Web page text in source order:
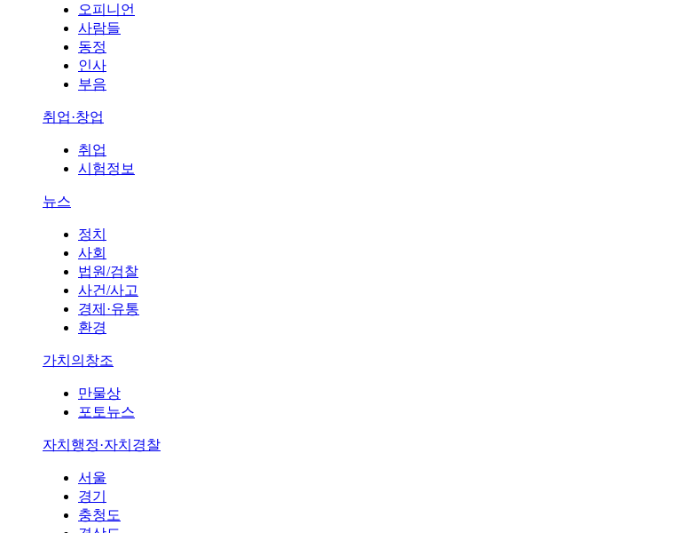
오피니언
사람들
동정
인사
부음
취업·창업
취업
시험정보
뉴스
정치
사회
법원/검찰
사건/사고
경제·유통
환경
가치의창조
만물상
포토뉴스
자치행정·자치경찰
서울
경기
충청도